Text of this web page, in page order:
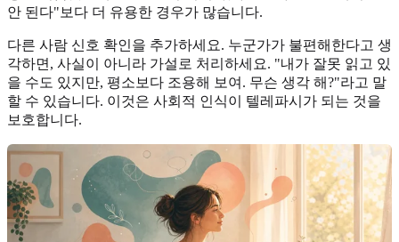
안 된다"보다 더 유용한 경우가 많습니다.
다른 사람 신호 확인을 추가하세요. 누군가가 불편해한다고 생
각하면, 사실이 아니라 가설로 처리하세요. "내가 잘못 읽고 있
을 수도 있지만, 평소보다 조용해 보여. 무슨 생각 해?"라고 말
할 수 있습니다. 이것은 사회적 인식이 텔레파시가 되는 것을
보호합니다.